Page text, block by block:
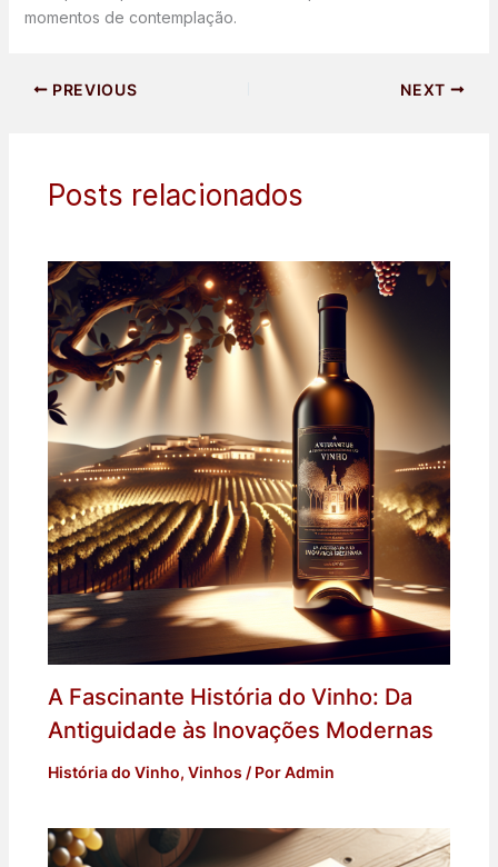
momentos de contemplação.
PREVIOUS NEXT
Posts relacionados
A Fascinante História do Vinho: Da
Antiguidade às Inovações Modernas
História do Vinho, Vinhos / PorAdmin